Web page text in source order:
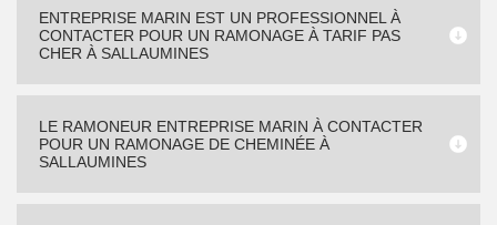
ENTREPRISE MARIN EST UN PROFESSIONNEL À
CONTACTER POUR UN RAMONAGE À TARIF PAS
CHER À SALLAUMINES
LE RAMONEUR ENTREPRISE MARIN À CONTACTER
POUR UN RAMONAGE DE CHEMINÉE À
SALLAUMINES